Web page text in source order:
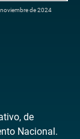
de 2024
de
Nacional.